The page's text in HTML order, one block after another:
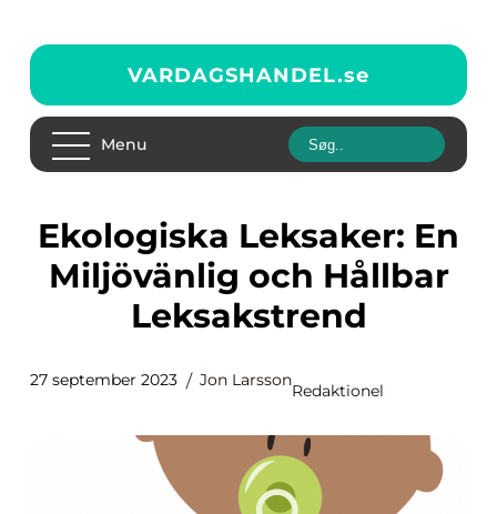
VARDAGSHANDEL.se
Menu
Ekologiska Leksaker: En
Miljövänlig och Hållbar
Leksakstrend
27 september 2023 Jon Larsson
Redaktionel